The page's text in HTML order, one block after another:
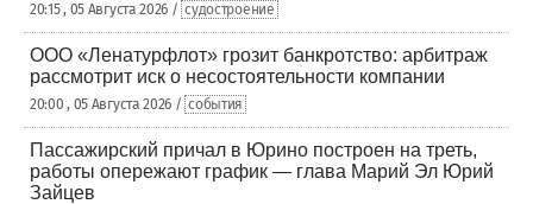
20:15 , 05 Августа 2026 / судостроение
ООО «Ленатурфлот» грозит банкротство: арбитраж
рассмотрит иск о несостоятельности компании
20:00 , 05 Августа 2026 / события
Пассажирский причал в Юрино построен на треть,
работы опережают график — глава Марий Эл Юрий
Зайцев